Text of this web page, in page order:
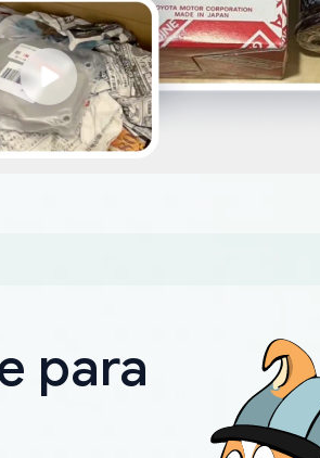
para